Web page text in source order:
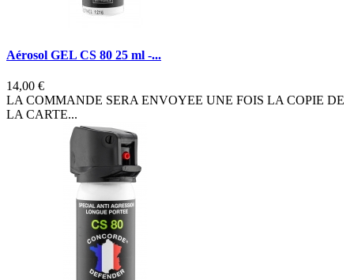
Aérosol GEL CS 80 25 ml -...
14,00 €
LA COMMANDE SERA ENVOYEE UNE FOIS LA COPIE DE
LA CARTE...